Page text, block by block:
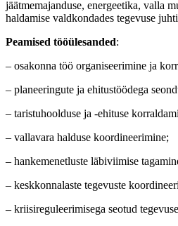
jäätmemajanduse, energeetika, valla
haldamise valdkondades tegevuse
Peamised tööülesanded:
– osakonna töö organiseerimine ja
– planeeringute ja ehitustöödega
– taristuhoolduse ja -ehituse
– vallavara halduse koordineerimine;
– hankemenetluste läbiviimise
– keskkonnalaste tegevuste
–kriisireguleerimisega seotud